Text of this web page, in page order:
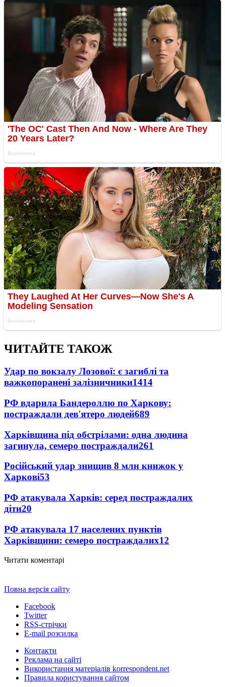
ЧИТАЙТЕ ТАКОЖ
Удар по вокзалу Лозової: є загиблі та
важкопоранені залізничники1414
РФ вдарила Бандероллю по Харкову:
постраждали дев'ятеро людей689
Харківщина під обстрілами: одна людина
загинула, семеро постраждали261
Російський удар знищив 8 млн книжок у
Харкові53
РФ атакувала Харків: серед постраждалих
діти20
РФ атакувала 17 населених пунктів
Харківщини: семеро постраждалих12
Читати коментарі
Повна версія сайту
Facebook
Twitter
RSS-стрічки
E-mail розсилка
Контакти
Реклама на сайті
Використання матеріалів korrespondent.net
Правила користування сайтом